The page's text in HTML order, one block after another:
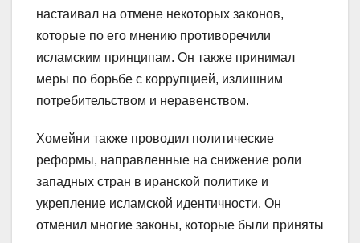
настаивал на отмене некоторых законов,
которые по его мнению противоречили
исламским принципам. Он также принимал
меры по борьбе с коррупцией, излишним
потребительством и неравенством.
Хомейни также проводил политические
реформы, направленные на снижение роли
западных стран в иранской политике и
укрепление исламской идентичности. Он
отменил многие законы, которые были приняты